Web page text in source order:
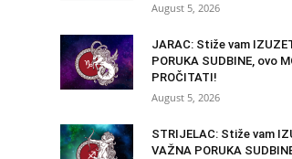
August 5, 2026
JARAC: Stiže vam
PORUKA SUDBINE, ovo
PROČITATI!
August 5, 2026
STRIJELAC: Stiže vam
VAŽNA PORUKA